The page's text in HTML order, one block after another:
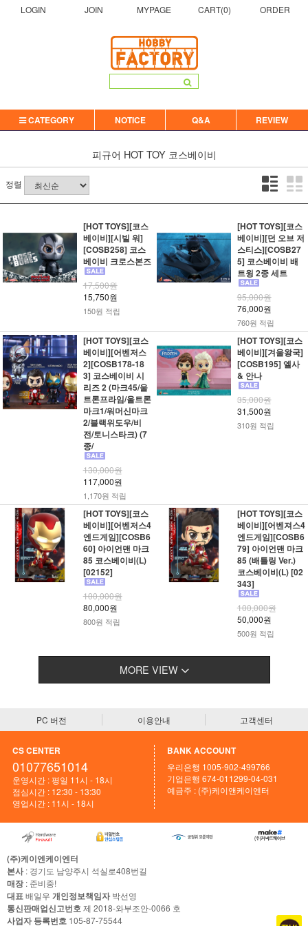
LOGIN JOIN MYPAGE CART(0) ORDER
CATEGORY NOTICE Q&A REVIEW
피규어 HOT TOY 코스베이비
정렬
[HOT TOYS][코스
베이비][시빌 워]
[COSB258] 코스
베이비 크로스본즈
17,500원
15,750원
150원 적립
[HOT TOYS][코스
베이비][던 오브 저
스티스][COSB27
5] 코스베이비 배
트윙 2종 세트
95,000원
76,000원
760원 적립
[HOT TOYS][코스
베이비][어벤저스
2][COSB178-18
3] 코스베이비 시
리즈 2 (마크45/울
트론프라임/울트론
마크1/워머신마크
2/블랙위도우/비
전/토니스타크) (7
종/
130,000원
117,000원
1,170원 적립
[HOT TOYS][코스
베이비][겨울왕국]
[COSB195] 엘사
& 안나
35,000원
31,500원
310원 적립
[HOT TOYS][코스
베이비][어벤저스4
엔드게임][COSB6
60] 아이언맨 마크
85 코스베이비(L)
[02152]
100,000원
80,000원
800원 적립
[HOT TOYS][코스
베이비][어벤져스4
엔드게임][COSB6
79] 아이언맨 마크
85 (배틀링 Ver.)
코스베이비(L) [02
343]
100,000원
50,000원
500원 적립
MORE VIEW
PC 버전 이용안내 고객센터
CS CENTER
01077651014
운영시간 : 평일 11시 - 18시
점심시간 : 12:30 - 13:30
영업시간 : 11시 - 18시
BANK ACCOUNT
우리은행 1005-902-499766
기업은행 674-011299-04-031
예금주 : (주)케이앤케이엔터
(주)케이엔케이엔터
본사: 경기도 남양주시 석실로408번길
매장: 준비중!
대표배일우 개인정보책임자박선영
통신판매업신고번호제 2018-와부조안-0066 호
사업자 등록번호 105-87-75544